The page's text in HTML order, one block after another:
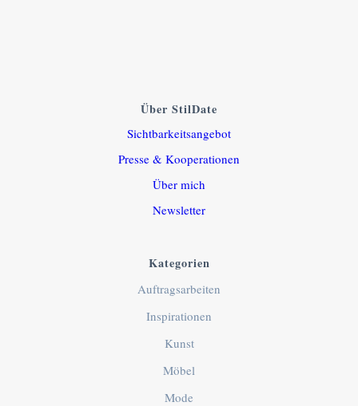
Über StilDate
Sichtbarkeitsangebot
Presse & Kooperationen
Über mich
Newsletter
Kategorien
Auftragsarbeiten
Inspirationen
Kunst
Möbel
Mode